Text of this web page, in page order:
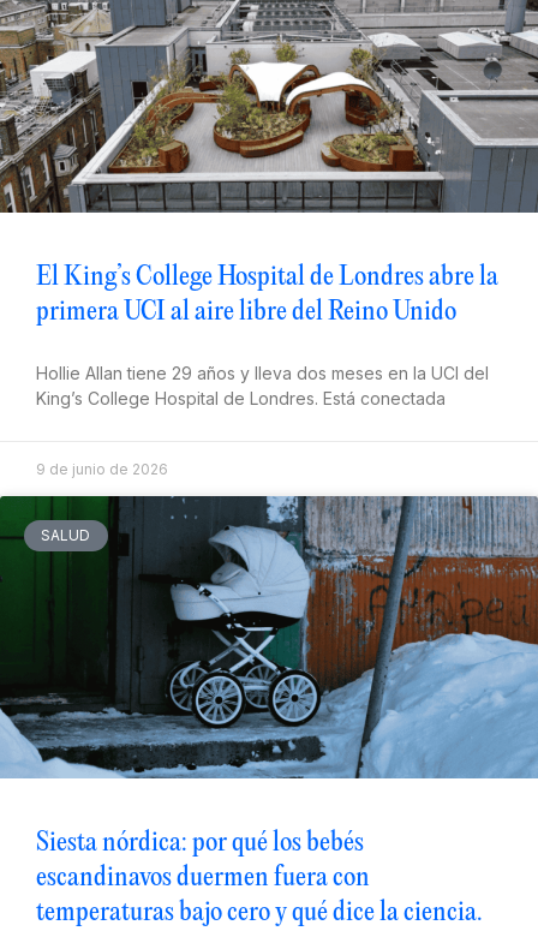
El King’s College Hospital de Londres abre la
primera UCI al aire libre del Reino Unido
Hollie Allan tiene 29 años y lleva dos meses en la UCI del
King’s College Hospital de Londres. Está conectada
9 de junio de 2026
SALUD
Siesta nórdica: por qué los bebés
escandinavos duermen fuera con
temperaturas bajo cero y qué dice la ciencia.